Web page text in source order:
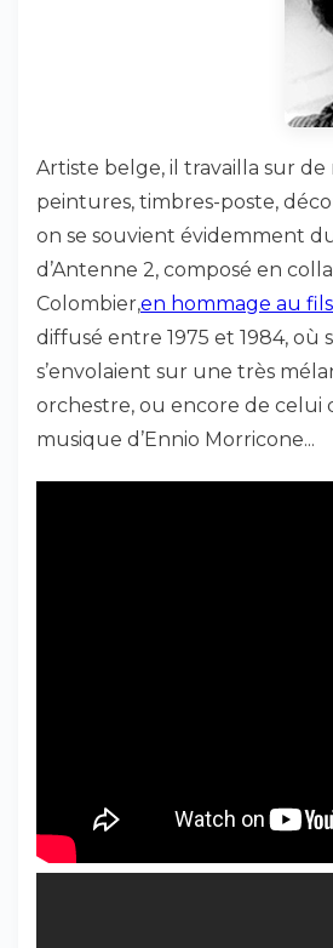
Artiste belge, il travailla sur
peintures, timbres-poste,
on se souvient évidemment
d’Antenne 2, composé en
Colombier,en hommage au
diffusé entre 1975 et 1984, où
s’envolaient sur une très
orchestre, ou encore de celui
musique d’Ennio Morricone...